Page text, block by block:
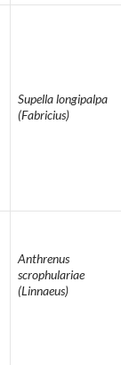
Supella longipalpa
(Fabricius)
Anthrenus
scrophulariae
(Linnaeus)